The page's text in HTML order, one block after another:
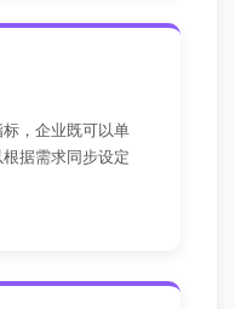
，企业既可以单
据需求同步设定